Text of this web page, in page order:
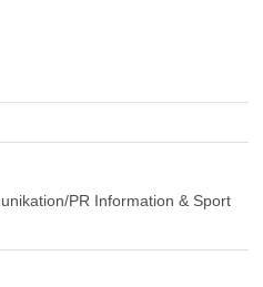
PR Information & Sport